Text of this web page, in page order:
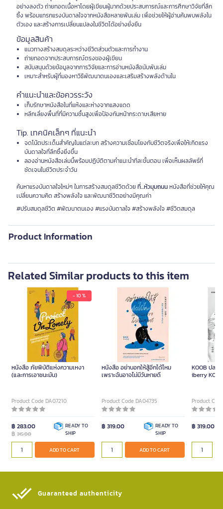
อย่างลงตัว ถ่ายทอดเนื้อหาโดยผู้เขียนผู้มากด้วยประสบการณ์และการศึกษาวิจัยที่ลึก
ซึ้ง พร้อมแทรกแรงบันดาลใจจากหนังสือหลายพันเล่ม เพื่อช่วยให้ผู้อ่านค้นพบพลังใน
ตัวเอง และสร้างการเปลี่ยนแปลงในชีวิตได้อย่างยั่งยืน
ข้อมูลสินค้า
แนวทางสร้างสมดุลระหว่างชีวิตส่วนตัวและการทำงาน
ถ่ายทอดจากประสบการณ์ตรงของผู้เขียน
สนับสนุนด้วยข้อมูลจากการวิจัยและการอ่านหนังสือนับพันเล่ม
เหมาะสำหรับผู้ที่มองหาวิธีพัฒนาตนเองและเสริมสร้างพลังด้านใน
คำแนะนำและข้อควรระวัง
เก็บรักษาหนังสือในที่แห้งและห่างจากแสงแดด
หลีกเลี่ยงพื้นที่ที่มีความชื้นสูงเพื่อป้องกันหน้ากระดาษเสียหาย
Tip. เทคนิคเล็กๆ ที่แนะนำ
จดโน้ตประเด็นสำคัญในแต่ละบท สร้างความเชื่อมโยงกับชีวิตจริงเพื่อให้เกิดแรง
บันดาลใจที่ลึกซึ้งยิ่งขึ้น
ลองอ่านหนังสือเล่มนี้พร้อมปฏิบัติตามคำแนะนำทีละขั้นตอน เพื่อเห็นผลลัพธ์ที่
ชัดเจนในชีวิตประจำวัน
ค้นหาแรงบันดาลใจใหม่ๆ ในการสร้างสมดุลชีวิตด้วยที่...หัวมุมถนนหนังสือที่ช่วยให้คุณ
เปลี่ยนความคิด สร้างพลังใจ และพัฒนาชีวิตอย่างมีคุณค่า
#ปรับสมดุลชีวิต #พัฒนาตนเอง #แรงบันดาลใจ #สร้างพลังใจ #ชีวิตสมดุล
Product Information
Related Similar products to this item
- 10 %
หนังสือ ภัยพิบัติแห่งความเหงา
(และการเอาชนะมัน)
Product Code DA07210
฿ 283.00
฿ 315.00
READY TO
SHIP
ADD TO CART
หนังสือ อย่าบอกให้สู้อีกได้ไหม
เพราะฉันอาจไม่มีวันหายดี
Product Code DA04735
฿ 319.00
READY TO
SHIP
ADD TO CART
KOOB ปลา
Product
฿ 319.00
Guaranteed authenticity​